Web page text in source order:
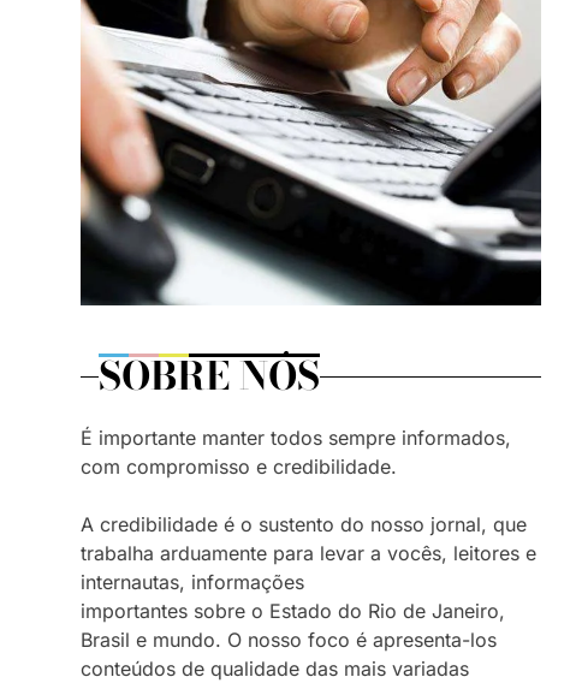
SOBRE NÓS
É importante manter todos sempre informados,
com compromisso e credibilidade.
A credibilidade é o sustento do nosso jornal, que
trabalha arduamente para levar a vocês, leitores e
internautas, informações
importantes sobre o Estado do Rio de Janeiro,
Brasil e mundo. O nosso foco é apresenta-los
conteúdos de qualidade das mais variadas